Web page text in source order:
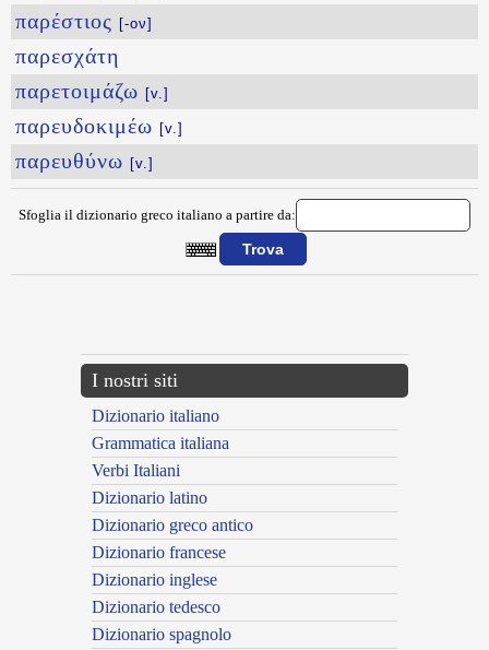
παρέστιος [-ον]
παρεσχάτη
παρετοιμάζω [v.]
παρευδοκιμέω [v.]
παρευθύνω [v.]
Sfoglia il dizionario greco italiano a partire da:
I nostri siti
Dizionario italiano
Grammatica italiana
Verbi Italiani
Dizionario latino
Dizionario greco antico
Dizionario francese
Dizionario inglese
Dizionario tedesco
Dizionario spagnolo